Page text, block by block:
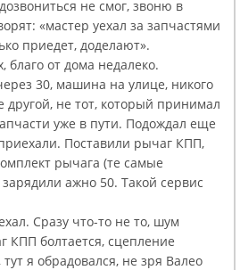
не смог, звоню в
«мастер уехал за запчастями
приедет, доделают».
благо от дома недалеко.
30, машина на улице, никого
другой, не тот, который принимал
уже в пути. Подождал еще
Поставили рычаг КПП,
рычага (те самые
ажно 50. Такой сервис
Сразу что-то не то, шум
КПП болтается, сцепление
я обрадовался, не зря Валео